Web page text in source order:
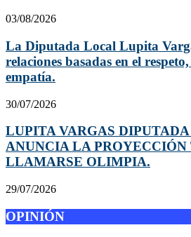
03/08/2026
La Diputada Local Lupita
relaciones basadas en el
empatía.
30/07/2026
LUPITA VARGAS
ANUNCIA LA
LLAMARSE OLIMPIA.
29/07/2026
OPINIÓN